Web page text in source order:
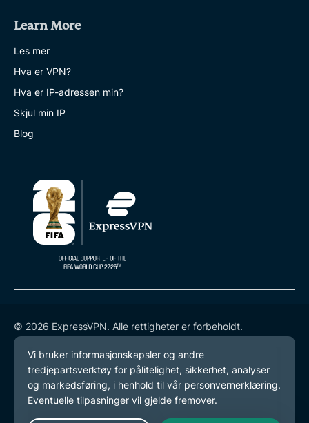
Learn More
Les mer
Hva er VPN?
Hva er IP-adressen min?
Skjul min IP
Blog
© 2026 ExpressVPN. Alle rettigheter er forbeholdt.
Retningslinjer for personvern
Tjenestevilkår
endre preferansene dine